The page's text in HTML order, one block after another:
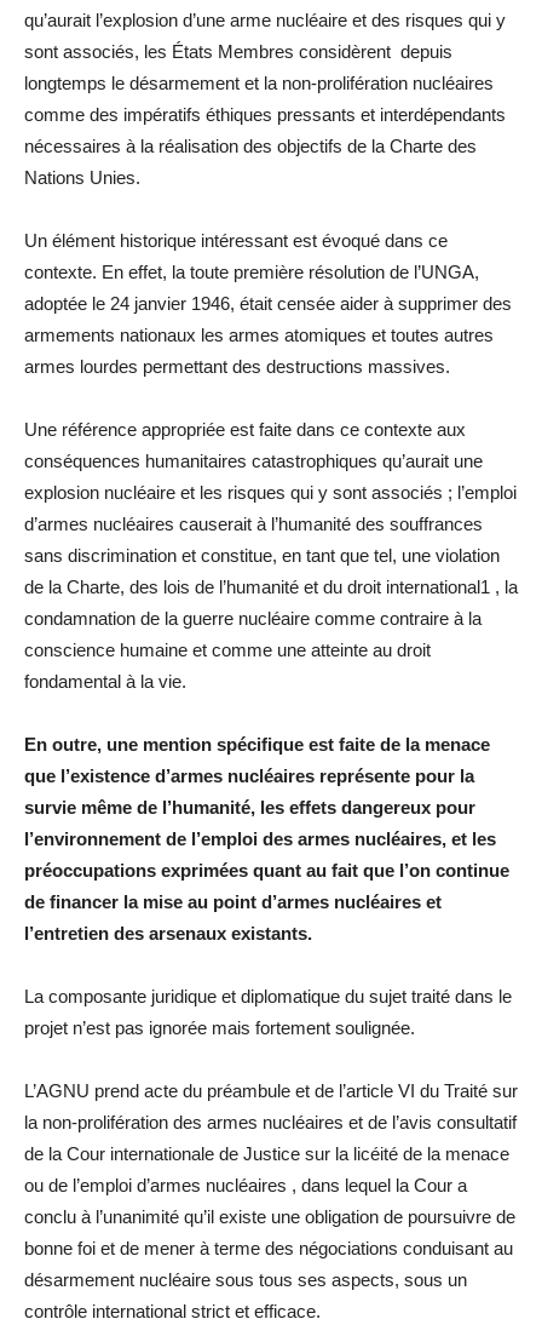
qu’aurait l’explosion d’une arme nucléaire et des risques qui y
sont associés, les États Membres considèrent depuis
longtemps le désarmement et la non-prolifération nucléaires
comme des impératifs éthiques pressants et interdépendants
nécessaires à la réalisation des objectifs de la Charte des
Nations Unies.
Un élément historique intéressant est évoqué dans ce
contexte. En effet, la toute première résolution de l’UNGA,
adoptée le 24 janvier 1946, était censée aider à supprimer des
armements nationaux les armes atomiques et toutes autres
armes lourdes permettant des destructions massives.
Une référence appropriée est faite dans ce contexte aux
conséquences humanitaires catastrophiques qu’aurait une
explosion nucléaire et les risques qui y sont associés ; l’emploi
d’armes nucléaires causerait à l’humanité des souffrances
sans discrimination et constitue, en tant que tel, une violation
de la Charte, des lois de l’humanité et du droit international1 , la
condamnation de la guerre nucléaire comme contraire à la
conscience humaine et comme une atteinte au droit
fondamental à la vie.
En outre, une mention spécifique est faite de la menace
que l’existence d’armes nucléaires représente pour la
survie même de l’humanité, les effets dangereux pour
l’environnement de l’emploi des armes nucléaires, et les
préoccupations exprimées quant au fait que l’on continue
de financer la mise au point d’armes nucléaires et
l’entretien des arsenaux existants.
La composante juridique et diplomatique du sujet traité dans le
projet n’est pas ignorée mais fortement soulignée.
L’AGNU prend acte du préambule et de l’article VI du Traité sur
la non-prolifération des armes nucléaires et de l’avis consultatif
de la Cour internationale de Justice sur la licéité de la menace
ou de l’emploi d’armes nucléaires , dans lequel la Cour a
conclu à l’unanimité qu’il existe une obligation de poursuivre de
bonne foi et de mener à terme des négociations conduisant au
désarmement nucléaire sous tous ses aspects, sous un
contrôle international strict et efficace.